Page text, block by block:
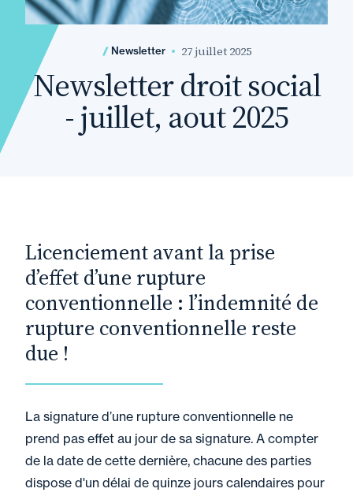
Newsletter 27 juillet 2025
Newsletter droit social
- juillet, aout 2025
Licenciement avant la prise
d’effet d’une rupture
conventionnelle : l’indemnité de
rupture conventionnelle reste
due !
La signature d’une rupture conventionnelle ne
prend pas effet au jour de sa signature. A compter
de la date de cette dernière, chacune des parties
dispose d'un délai de quinze jours calendaires pour